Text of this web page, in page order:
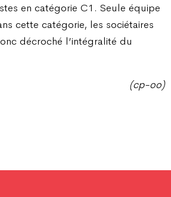
en catégorie C1. Seule équipe
cette catégorie, les sociétaires
décroché l’intégralité du
(cp-oo)